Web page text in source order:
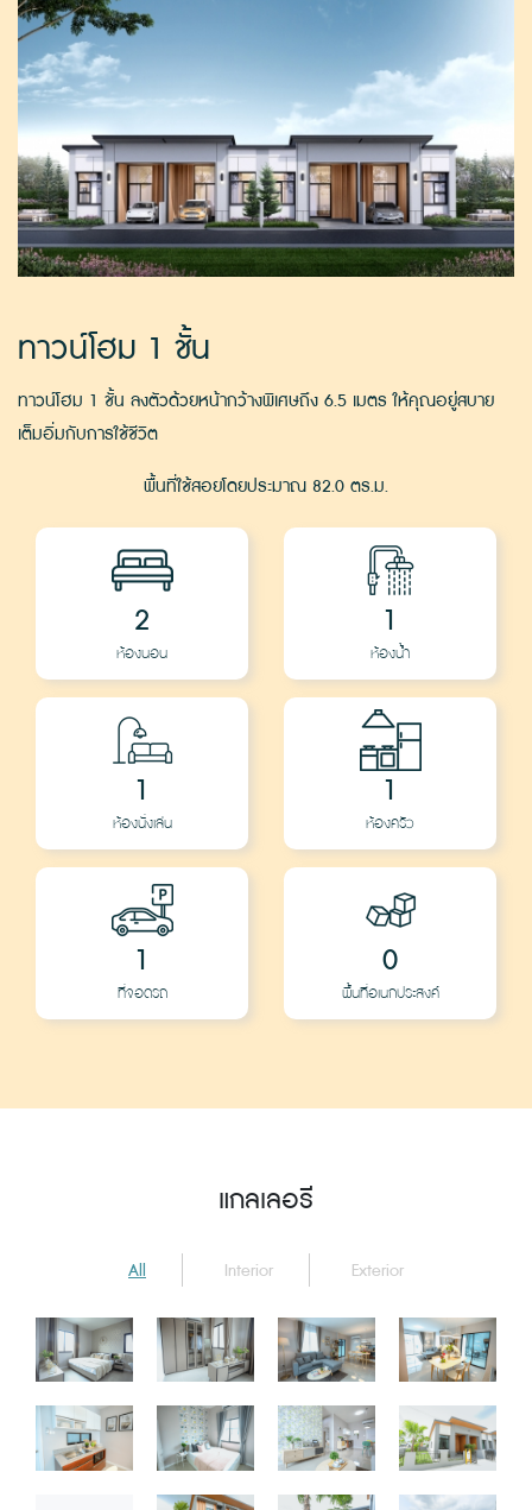
ทาวน์โฮม 1 ชั้น
ทาวน์โฮม 1 ชั้น ลงตัวด้วยหน้ากว้างพิเศษถึง 6.5 เมตร ให้คุณอยู่สบาย
เต็มอิ่มกับการใช้ชีวิต
พื้นที่ใช้สอยโดยประมาณ 82.0 ตร.ม.
2
ห้องนอน
1
ห้องน้ำ
1
ห้องนั่งเล่น
1
ห้องครัว
1
ที่จอดรถ
0
พื้นที่อเนกประสงค์
แกลเลอรี
All Interior Exterior